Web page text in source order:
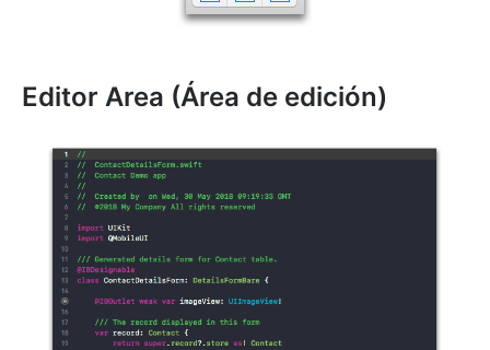
Editor Area (Área de edición)